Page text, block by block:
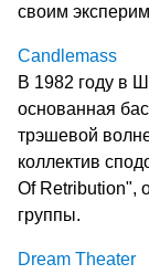
своим
Candlemass
В 1982 году в
основанная
трэшевой
коллектив
Of Retribution",
группы.
Dream Theater